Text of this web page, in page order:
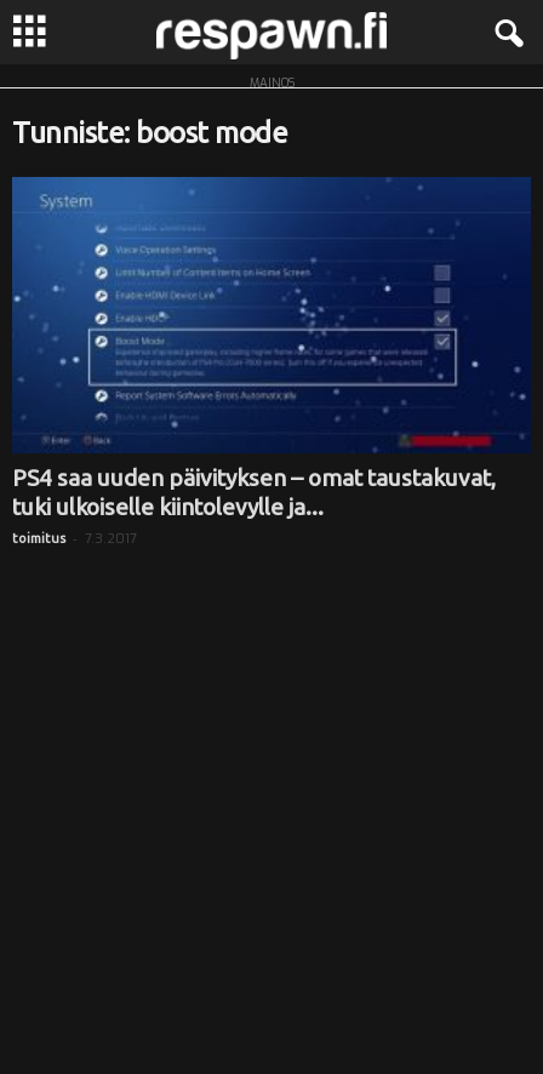
R
MAINOS
Tunniste: boost mode
PS4 saa uuden päivityksen – omat taustakuvat,
tuki ulkoiselle kiintolevylle ja...
toimitus - 7.3.2017